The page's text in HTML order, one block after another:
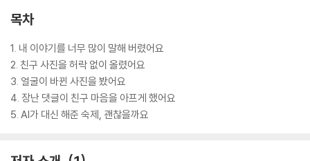
목차
1. 내 이야기를 너무 많이 말해 버렸어요
2. 친구 사진을 허락 없이 올렸어요
3. 얼굴이 바뀐 사진을 봤어요
4. 장난 댓글이 친구 마음을 아프게 했어요
5. AI가 대신 해준 숙제, 괜찮을까요